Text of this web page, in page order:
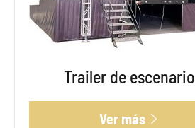
Trailer de escenario
Ver más 